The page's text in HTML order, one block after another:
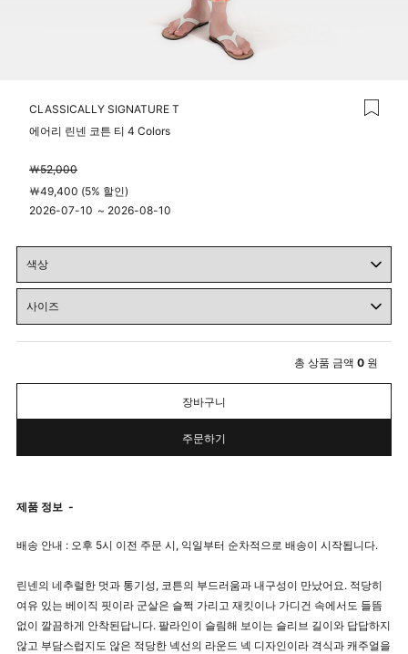
CLASSICALLY SIGNATURE T
에어리 린넨 코튼 티 4 Colors
￦52,000
￦49,400 (5% 할인)
2026-07-10 ~ 2026-08-10
총 상품 금액 0 원
장바구니
주문하기
제품 정보 -
배송 안내 : 오후 5시 이전 주문 시, 익일부터 순차적으로 배송이 시작됩니다.
린넨의 네추럴한 멋과 통기성, 코튼의 부드러움과 내구성이 만났어요. 적당히
여유 있는 베이직 핏이라 군살은 슬쩍 가리고 재킷이나 가디건 속에서도 들뜸
없이 깔끔하게 안착된답니다. 팔라인이 슬림해 보이는 슬리브 길이와 답답하지
않고 부담스럽지도 않은 적당한 넥선의 라운드 넥 디자인이라 격식과 캐주얼을